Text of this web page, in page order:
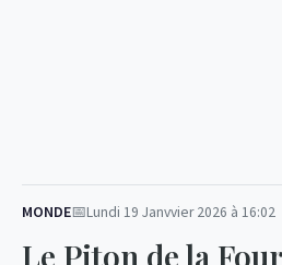
MONDE Lundi 19 Janvvier 2026 à 16:02
Le Piton de la